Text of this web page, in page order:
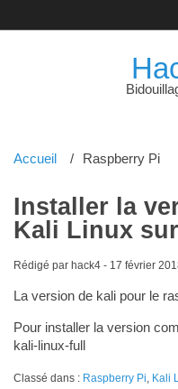
Accueil Raspberry Pi
Installer la
Kali Linux
Rédigé par hack4 - 17 février
La version de kali pour le
Pour installer la version
kali-linux-full
Classé dans : Raspberry Pi Kali